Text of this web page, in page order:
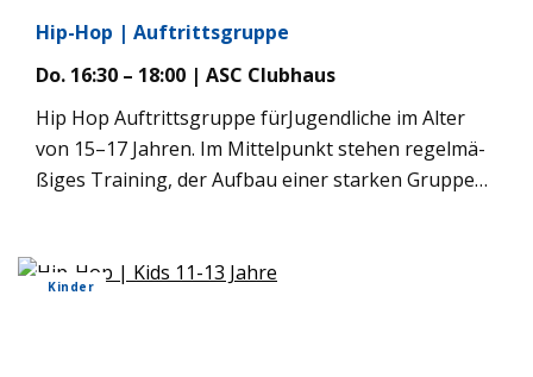
Hip-Hop | Auf­tritts­gruppe
Do. 16:30 – 18:00 | ASC Club­haus
Hip Hop Auf­tritts­gruppe für­Ju­gend­li­che im Alter
von 15–17 Jah­ren. Im Mit­tel­punkt ste­hen regel­mä­
ßi­ges Trai­ning, der Auf­bau einer star­ken Grup­pen­
tre­ten sein und auf die Teil­nahme an Con­test und
Kin­der